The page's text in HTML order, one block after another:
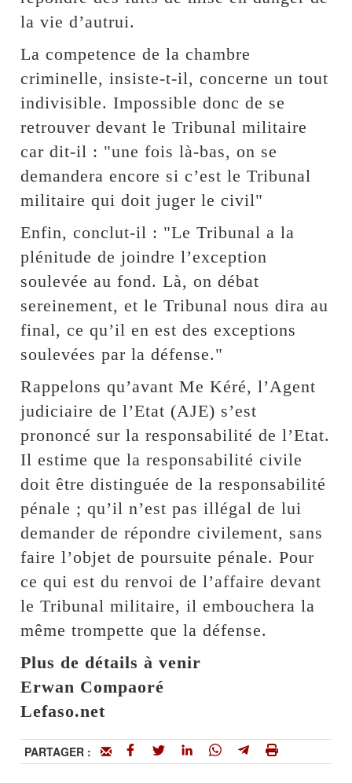
la vie d’autrui.
La competence de la chambre
criminelle, insiste-t-il, concerne un tout
indivisible. Impossible donc de se
retrouver devant le Tribunal militaire
car dit-il : "une fois là-bas, on se
demandera encore si c’est le Tribunal
militaire qui doit juger le civil"
Enfin, conclut-il : "Le Tribunal a la
plénitude de joindre l’exception
soulevée au fond. Là, on débat
sereinement, et le Tribunal nous dira au
final, ce qu’il en est des exceptions
soulevées par la défense."
Rappelons qu’avant Me Kéré, l’Agent
judiciaire de l’Etat (AJE) s’est
prononcé sur la responsabilité de l’Etat.
Il estime que la responsabilité civile
doit être distinguée de la responsabilité
pénale ; qu’il n’est pas illégal de lui
demander de répondre civilement, sans
faire l’objet de poursuite pénale. Pour
ce qui est du renvoi de l’affaire devant
le Tribunal militaire, il embouchera la
même trompette que la défense.
Plus de détails à venir
Erwan Compaoré
Lefaso.net
PARTAGER :